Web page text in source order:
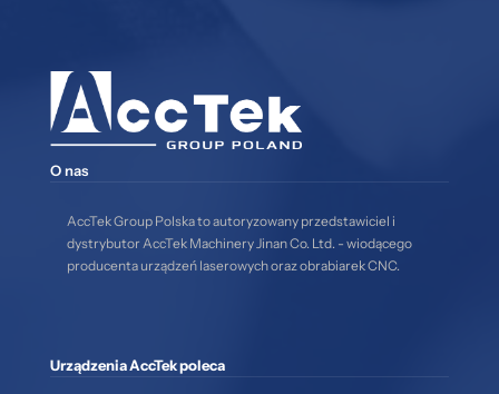
O nas
AccTek Group Polska to autoryzowany przedstawiciel i
dystrybutor AccTek Machinery Jinan Co. Ltd. - wiodącego
producenta urządzeń laserowych oraz obrabiarek CNC.
Urządzenia AccTek poleca